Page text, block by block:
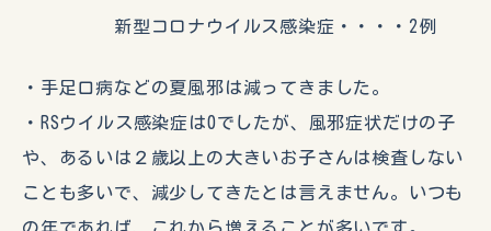
新型コロナウイルス感染症・・・・2例
・手足口病などの夏風邪は減ってきました。
・RSウイルス感染症は0でしたが、風邪症状だけの子
や、あるいは２歳以上の大きいお子さんは検査しない
ことも多いで、減少してきたとは言えません。いつも